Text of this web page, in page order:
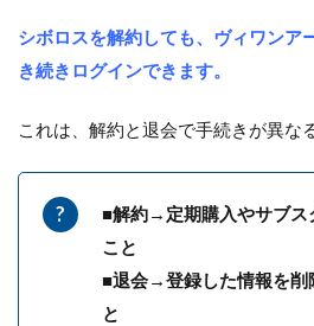
シボロスを解約しても、ヴィワンア
き続きログインできます。
これは、解約と退会で手続きが異な
■解約→定期購入やサブス
こと
■退会→登録した情報を削
と